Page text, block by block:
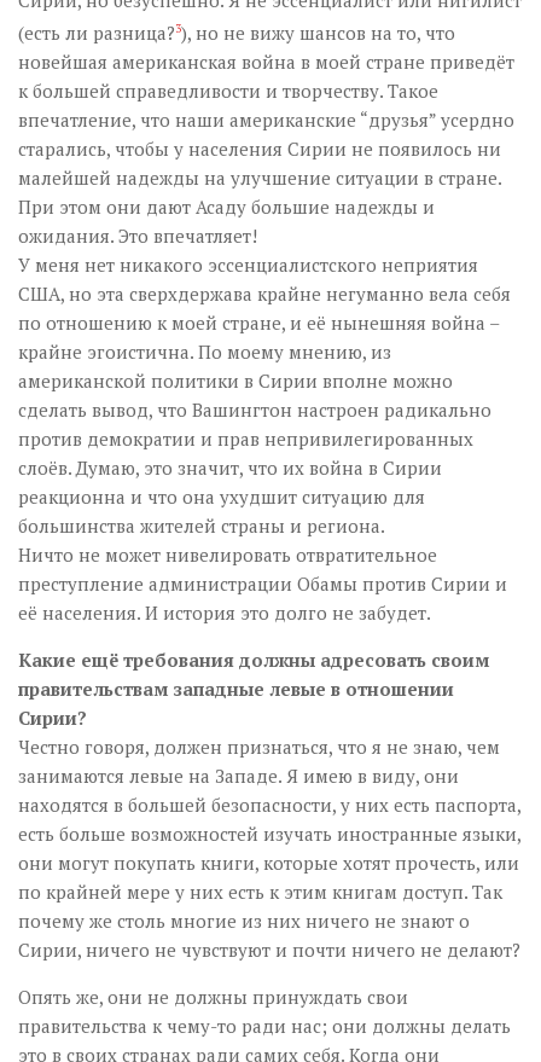
(есть ли разница?3), но не вижу шансов на то, что
новейшая американская война в моей стране приведёт
к большей справедливости и творчеству. Такое
впечатление, что наши американские “друзья” усердно
старались, чтобы у населения Сирии не появилось ни
малейшей надежды на улучшение ситуации в стране.
При этом они дают Асаду большие надежды и
ожидания. Это впечатляет!
У меня нет никакого эссенциалистского неприятия
США, но эта сверхдержава крайне негуманно вела себя
по отношению к моей стране, и её нынешняя война –
крайне эгоистична. По моему мнению, из
американской политики в Сирии вполне можно
сделать вывод, что Вашингтон настроен радикально
против демократии и прав непривилегированных
слоёв. Думаю, это значит, что их война в Сирии
реакционна и что она ухудшит ситуацию для
большинства жителей страны и региона.
Ничто не может нивелировать отвратительное
преступление администрации Обамы против Сирии и
её населения. И история это долго не забудет.
Какие ещё требования должны адресовать своим
правительствам западные левые в отношении
Сирии?
Честно говоря, должен признаться, что я не знаю, чем
занимаются левые на Западе. Я имею в виду, они
находятся в большей безопасности, у них есть паспорта,
есть больше возможностей изучать иностранные языки,
они могут покупать книги, которые хотят прочесть, или
по крайней мере у них есть к этим книгам доступ. Так
почему же столь многие из них ничего не знают о
Сирии, ничего не чувствуют и почти ничего не делают?
Опять же, они не должны принуждать свои
правительства к чему-то ради нас; они должны делать
это в своих странах ради самих себя. Когда они